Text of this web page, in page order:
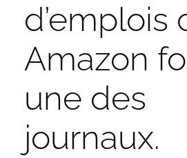
d’emplois
Amazon
une des
journaux.